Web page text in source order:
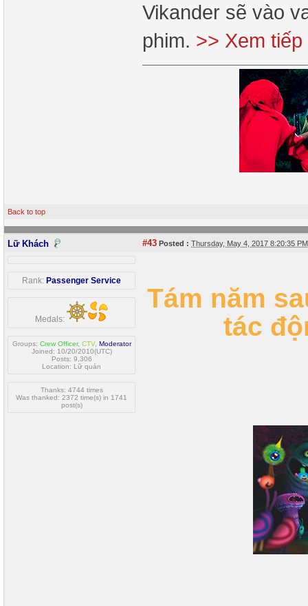
Vikander sẽ vào
phim. >> Xem tiếp
Back to top
Lữ Khách #43 Posted : Thursday, May 4, 2017 8:20:35
Rank: Passenger Service
Medals:
Groups: Crew Officer, CTV, Moderator
Joined: 10/20/2010(UTC)
Posts: 9,306
Location: Lữ quán
Thanks: 4744 times
Was thanked: 2372 time(s) in 1741
post(s)
Tám năm
tác